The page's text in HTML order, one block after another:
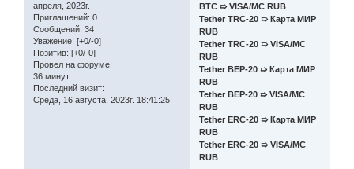
апреля, 2023г.
Приглашений: 0
Сообщений: 34
Уважение: [+0/-0]
Позитив: [+0/-0]
Провел на форуме:
36 минут
Последний визит:
Среда, 16 августа, 2023г. 18:41:25
BTC ➯ VISA/MC RUB
Tether TRC-20 ➯ Карта МИР
RUB
Tether TRC-20 ➯ VISA/MC
RUB
Tether BEP-20 ➯ Карта МИР
RUB
Tether BEP-20 ➯ VISA/MC
RUB
Tether ERC-20 ➯ Карта МИР
RUB
Tether ERC-20 ➯ VISA/MC
RUB